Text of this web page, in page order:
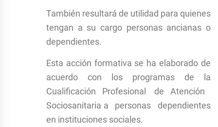
También resultará de utilidad para quienes
tengan a su cargo personas ancianas o
dependientes.
Esta acción formativa se ha elaborado de
acuerdo con los programas de la
Cualificación Profesional de Atención
Sociosanitaria a personas dependientes
en instituciones sociales.